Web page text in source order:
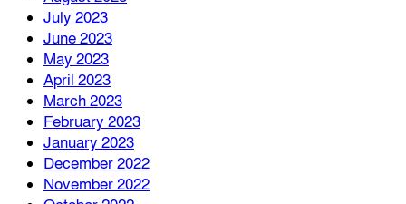
July 2023
June 2023
May 2023
April 2023
March 2023
February 2023
January 2023
December 2022
November 2022